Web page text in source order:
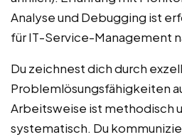
Analyse und Debugging ist
für IT-Service-Management
Du zeichnest dich durch
Problemlösungsfähigkeiten
Arbeitsweise ist methodisch
systematisch. Du